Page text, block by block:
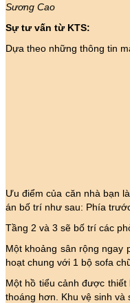
Sương Cao
Sự tư vấn từ KTS:
Dựa theo những thông tin
Ưu điểm của căn nhà bạn
án bố trí như sau: Phía
Tầng 2 và 3 sẽ bố trí các
Một khoảng sân rộng ngay
hoạt chung với 1 bộ sofa
Một hồ tiểu cảnh được
thoáng hơn. Khu vệ sinh và